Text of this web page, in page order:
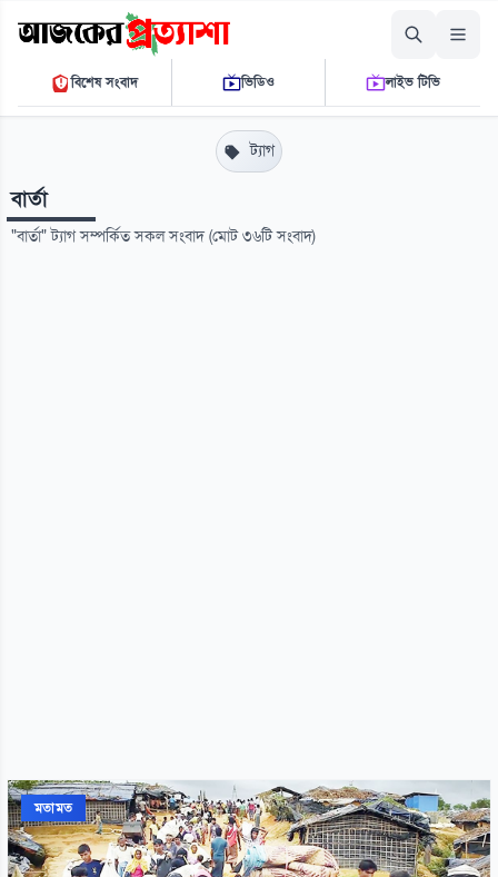
বৃহস্পতিবার, ০৬ আগস্ট ২০২৬
১১ ১৫ ৪১ এ.এম.THE DAILY AJKER PROTTASHA
বিশেষ সংবাদ ভিডিও লাইভ টিভি
ট্যাগ
বার্তা
"বার্তা" ট্যাগ সম্পর্কিত সকল সংবাদ (মোট ৩৬টি সংবাদ)
মতামত